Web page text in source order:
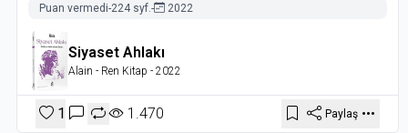
Puan vermedi-224 syf.- 2022
Siyaset Ahlakı
Alain - Ren Kitap - 2022
1 1.470 Paylaş